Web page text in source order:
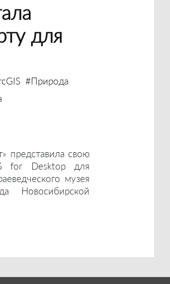
для
#Природа
представила свою
for Desktop для
музея
Новосибирской